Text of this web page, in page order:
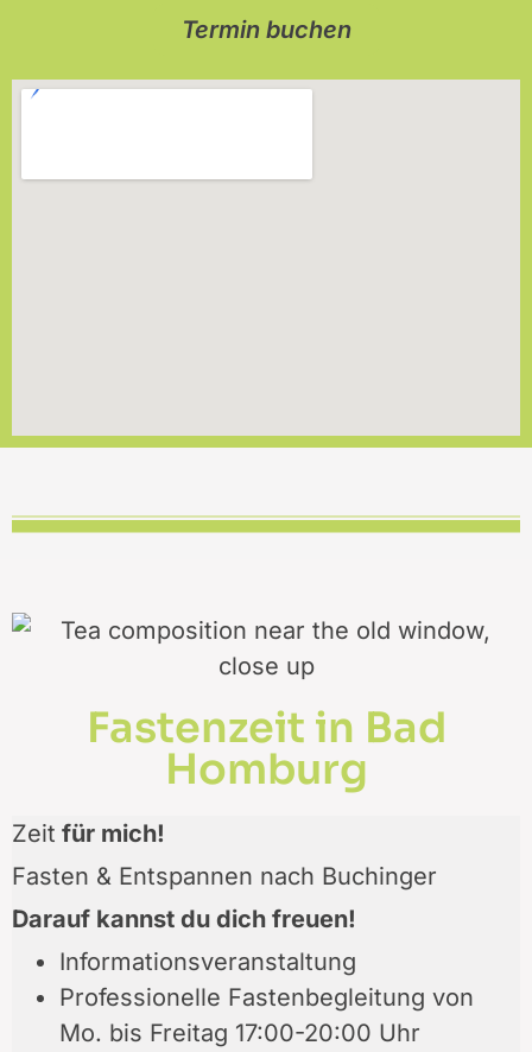
Termin buchen
Fastenzeit in Bad
Homburg
Zeit für mich!
Fasten & Entspannen nach Buchinger
Darauf kannst du dich freuen!
Informationsveranstaltung
Professionelle Fastenbegleitung von
Mo. bis Freitag 17:00-20:00 Uhr